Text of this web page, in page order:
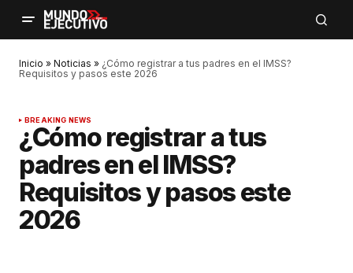
Inicio » Noticias » ¿Cómo registrar a tus padres en el IMSS?
Requisitos y pasos este 2026
BREAKING NEWS
¿Cómo registrar a tus
padres en el IMSS?
Requisitos y pasos este
2026